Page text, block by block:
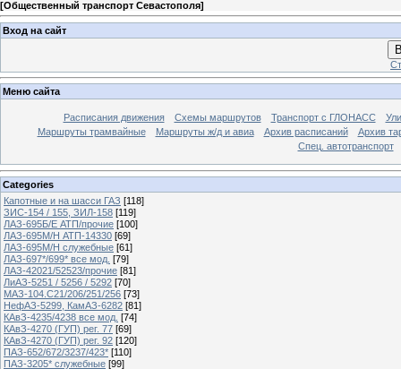
[Общественный транспорт Севастополя]
Вход на сайт
Меню сайта
Расписания движения Схемы маршрутов Транспорт с ГЛОНАСС
Маршруты трамвайные
Маршруты ж/д и авиа Архив расписаний
Архив
Спец. автотранспорт
Categories
Капотные и на шасси ГАЗ [118]
ЗИС-154 / 155, ЗИЛ-158 [119]
ЛАЗ-695Б/Е АТП/прочие [100]
ЛАЗ-695М/Н АТП-14330 [69]
ЛАЗ-695М/Н служебные [61]
ЛАЗ-697*/699* все мод. [79]
ЛАЗ-42021/52523/прочие [81]
ЛиАЗ-5251 / 5256 / 5292 [70]
МАЗ-104.C21/206/251/256 [73]
НефАЗ-5299, КамАЗ-6282 [81]
КАвЗ-4235/4238 все мод. [74]
КАвЗ-4270 (ГУП) рег. 77 [69]
КАвЗ-4270 (ГУП) рег. 92 [120]
ПАЗ-652/672/3237/423* [110]
ПАЗ-3205* служебные [99]